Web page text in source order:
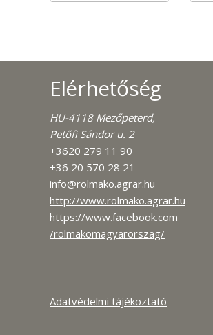
Elérhetőség
HU-4118 Mezőpeterd,
Petőfi Sándor u. 2
+3620 279 11 90
+36 20 570 28 21
info@rolmako.agrar.hu
http://www.rolmako.agrar.hu
https://www.facebook.com
/rolmakomagyarorszag/
Adatvédelmi tájékoztató